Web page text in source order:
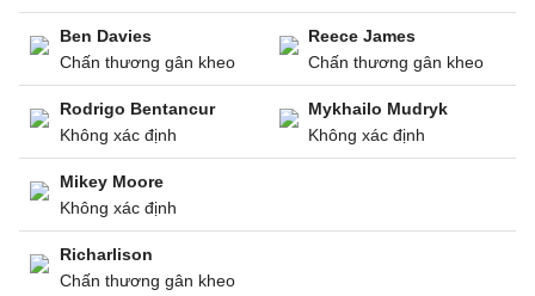
Ben Davies
Chấn thương gân kheo
Reece James
Chấn thương gân kheo
Rodrigo Bentancur
Không xác định
Mykhailo Mudryk
Không xác định
Mikey Moore
Không xác định
Richarlison
Chấn thương gân kheo